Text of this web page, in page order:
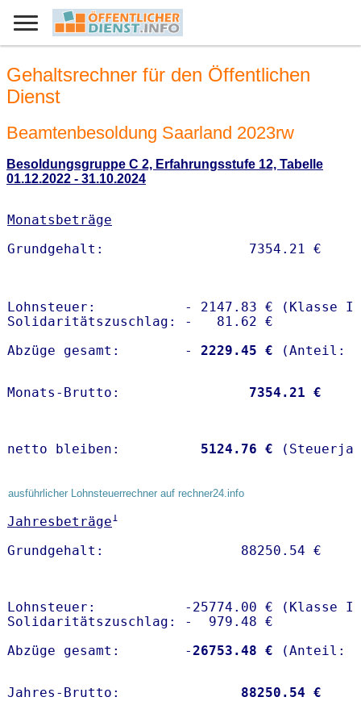
Gehaltsrechner für den Öffentlichen
Dienst
Beamtenbesoldung Saarland 2023rw
Besoldungsgruppe C 2, Erfahrungsstufe 12, Tabelle
01.12.2022 - 31.10.2024
Monatsbeträge
Lohnsteuer:           - 2147.83 € (Klasse I)
Solidaritätszuschlag: -   81.62 €
Abzüge gesamt:        -
2229.45 €
Monats-Brutto: 7354.21 €
netto bleiben: 5124.76 €
ausführlicher Lohnsteuerrechner auf rechner24.info
Jahresbeträge1
Lohnsteuer:           -25774.00 € (Klasse I)
Solidaritätszuschlag: -  979.48 €
Abzüge gesamt:        -26753.48 €
Jahres-Brutto: 88250.54 €